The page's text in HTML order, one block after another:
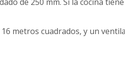
metros cuadrados, y un